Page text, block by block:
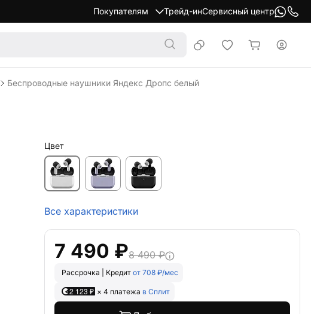
Покупателям Трейд-инСервисный центр
Беспроводные наушники Яндекс Дропс белый
7 490 ₽
Рассрочка | Кредитот 708 ₽/мес
2 123 ₽ × 4 платежа в Сплит
Добавить в корзину